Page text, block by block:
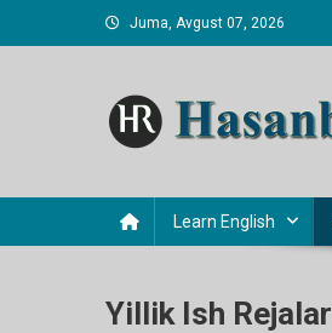
to
Juma, Avgust 07, 2026
Learn English
Yillik Ish Rejalar